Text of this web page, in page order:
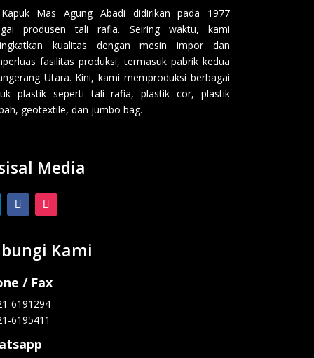
Mas Agung Abadi didirikan pada 1977
produsen tali rafia. Seiring waktu, kami
kualitas dengan mesin impor dan
fasilitas produksi, termasuk pabrik kedua
Utara. Kini, kami memproduksi berbagai
plastik seperti tali rafia, plastik cor, plastik
geotextile, dan jumbo bag.
Media
Kami
/ Fax
6191294
6195411